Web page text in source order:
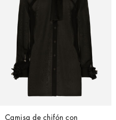
Camisa de chifón con